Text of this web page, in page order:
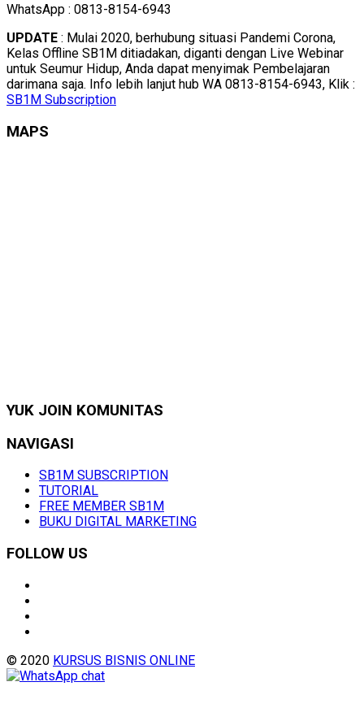
WhatsApp : 0813-8154-6943
UPDATE : Mulai 2020, berhubung situasi Pandemi Corona,
Kelas Offline SB1M ditiadakan, diganti dengan Live Webinar
untuk Seumur Hidup, Anda dapat menyimak Pembelajaran
darimana saja. Info lebih lanjut hub WA 0813-8154-6943, Klik :
SB1M Subscription
MAPS
YUK JOIN KOMUNITAS
NAVIGASI
SB1M SUBSCRIPTION
TUTORIAL
FREE MEMBER SB1M
BUKU DIGITAL MARKETING
FOLLOW US
© 2020 KURSUS BISNIS ONLINE